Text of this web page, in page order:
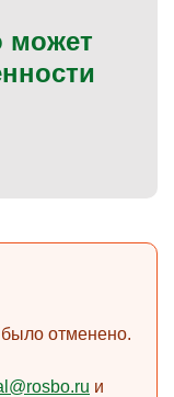
может
отменено.
и